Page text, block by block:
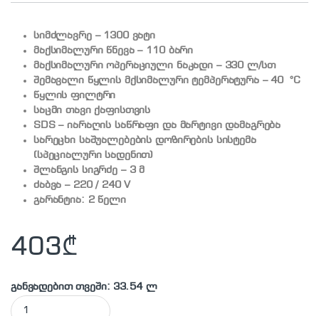
სიმძლავრე – 1300 ვატი
მაქსიმალური წნევა – 110 ბარი
მაქსიმალური ოპერაციული ნაკადი – 330 ლ/სთ
შემავალი წყლის მქსიმალური ტემპერატურა – 40 °C
წყლის ფილტრი
საცმი თავი ქაფისთვის
SDS – იარაღის საწრაფი და მარტივი დამაგრება
სარეცხი საშუალებების დოზირების სისტემა
(სპეციალური სადენით)
შლანგის სიგრძე – 3 მ
ძაბვა – 220 / 240 V
გარანტია: 2 წელი
403₾
განვადებით თვეში: 33.54 ლ
BOSCH – AQT 33-11 Carwash Set მაღალი წნევით სარეცხი